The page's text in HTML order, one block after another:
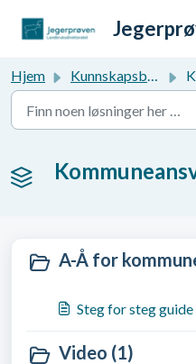
Hjem Kunnskapsbase
A-Å for
Steg for steg
Video (1)